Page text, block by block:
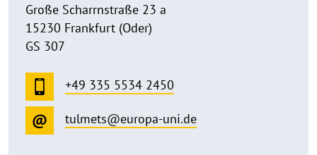
Große Scharrnstraße 23 a
15230 Frankfurt (Oder)
GS 307
+49 335 5534 2450
tulmets@europa-uni.de